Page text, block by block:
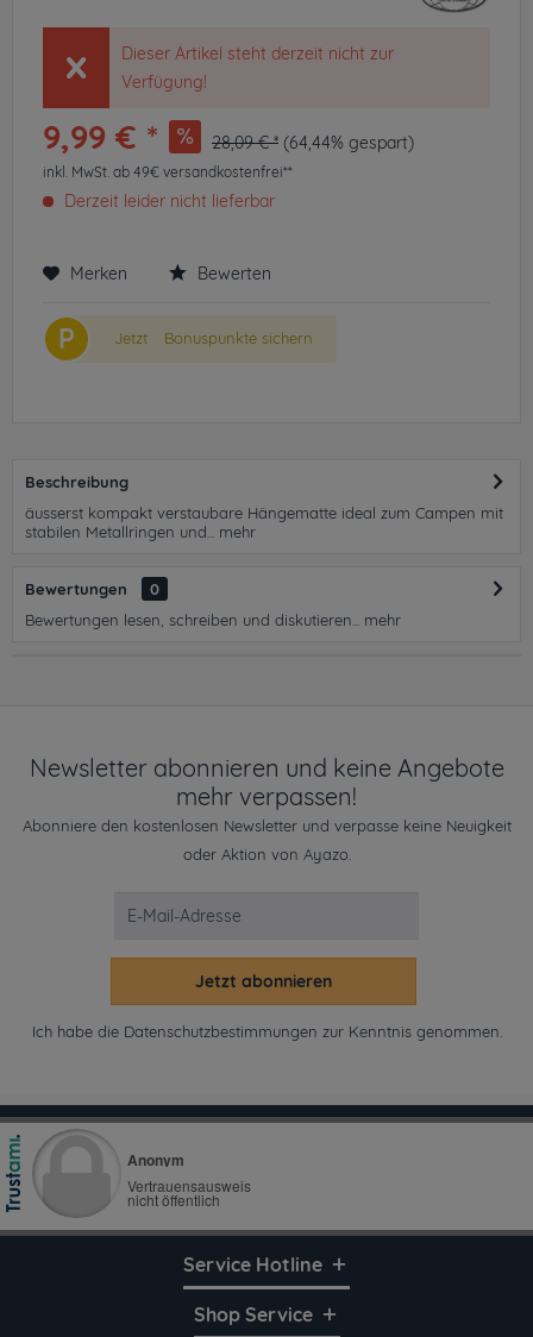
Dieser Artikel steht derzeit nicht zur
Verfügung!
9,99 € * 28,09 € * (64,44% gespart)
inkl. MwSt. ab 49€ versandkostenfrei**
Derzeit leider nicht lieferbar
Merken Bewerten
P Jetzt Bonuspunkte sichern
Beschreibung
äusserst kompakt verstaubare Hängematte ideal zum Campen mit
stabilen Metallringen und...
mehr
Bewertungen
0
Bewertungen lesen, schreiben und diskutieren...
mehr
Newsletter abonnieren und keine Angebote
mehr verpassen!
Abonniere den kostenlosen Newsletter und verpasse keine Neuigkeit
oder Aktion von Ayazo.
Jetzt abonnieren
Ich habe die Datenschutzbestimmungen zur Kenntnis genommen.
Service Hotline
Shop Service